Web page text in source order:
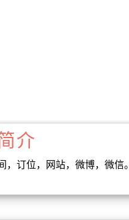
介
，订位，网站，微博，微信。